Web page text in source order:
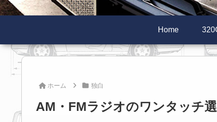
Home
ホーム 独白
AM・FMラジオのワンタッチ